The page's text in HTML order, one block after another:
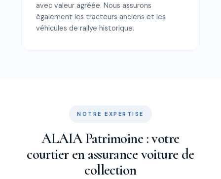
avec valeur agréée. Nous assurons
également les tracteurs anciens et les
véhicules de rallye historique.
NOTRE EXPERTISE
ALAIA Patrimoine : votre
courtier en assurance voiture de
collection